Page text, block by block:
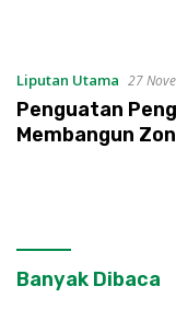
Liputan Utama 27
Penguatan
Membangun
Banyak Dibaca